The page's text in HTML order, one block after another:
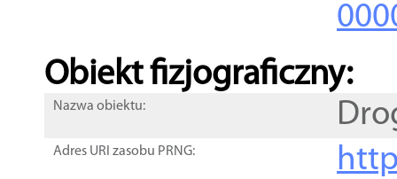
Obiekt fizjograficzny:
Nazwa obiektu:
Adres URI zasobu PRNG: